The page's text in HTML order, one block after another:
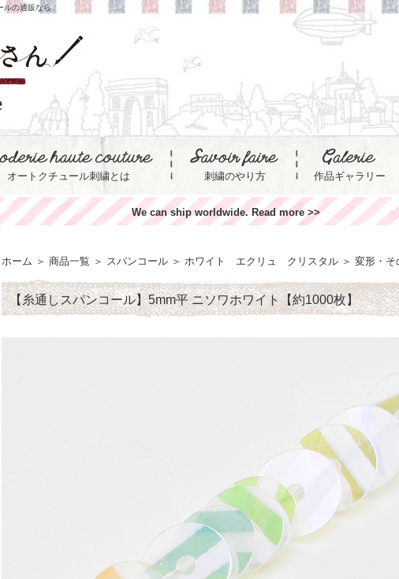
ルの通販なら
オートクチュール刺繍とは 刺繍のやり方 作品ギャラリー
We can ship worldwide. Read more >>
ホーム ＞ 商品一覧 ＞ スパンコール ＞ ホワイト エクリュ クリスタル ＞ 変形・そ
【糸通しスパンコール】5mm平 ニソワホワイト【約1000枚】